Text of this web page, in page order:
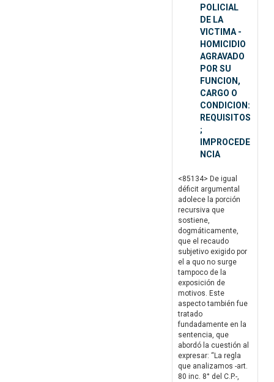
POLICIAL
DE LA
VICTIMA -
HOMICIDIO
AGRAVADO
POR SU
FUNCION,
CARGO O
CONDICION:
REQUISITOS
;
IMPROCEDE
NCIA
<85134> De igual
déficit argumental
adolece la porción
recursiva que
sostiene,
dogmáticamente,
que el recaudo
subjetivo exigido por
el a quo no surge
tampoco de la
exposición de
motivos. Este
aspecto también fue
tratado
fundadamente en la
sentencia, que
abordó la cuestión al
expresar: “La regla
que analizamos -art.
80 inc. 8° del C.P.-,